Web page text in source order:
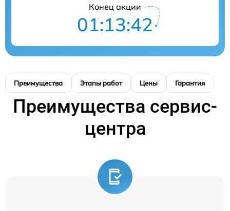
Конец акции
01:13:41
Преимущества Этапы работ Цены Гарантия
Преимущества сервис-
центра